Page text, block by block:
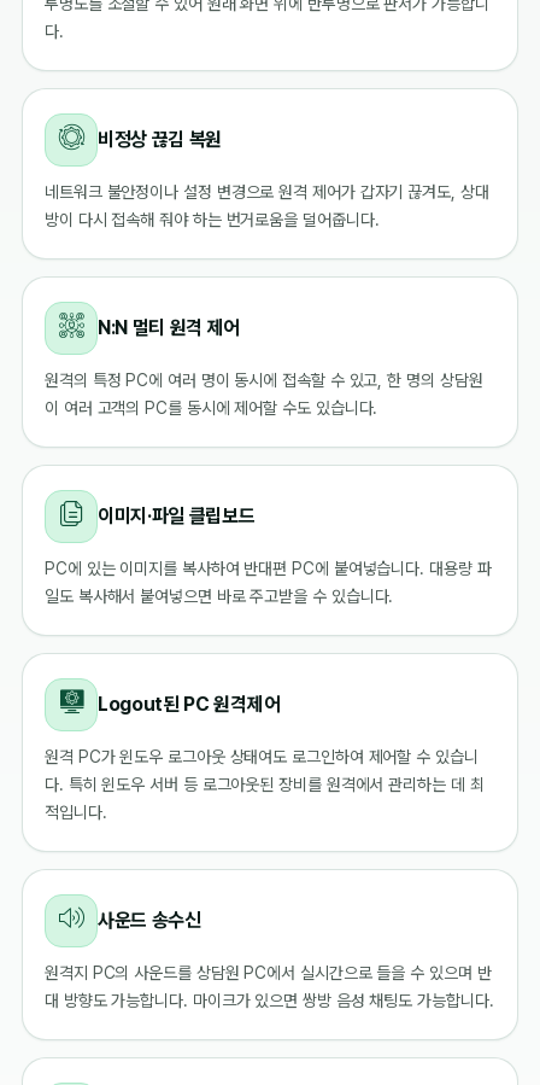
다.
비정상 끊김 복원
네트워크 불안정이나 설정 변경으로 원격 제어가 갑자기 끊겨도, 상대
방이 다시 접속해 줘야 하는 번거로움을 덜어줍니다.
N:N 멀티 원격 제어
원격의 특정 PC에 여러 명이 동시에 접속할 수 있고, 한 명의 상담원
이 여러 고객의 PC를 동시에 제어할 수도 있습니다.
이미지·파일 클립보드
PC에 있는 이미지를 복사하여 반대편 PC에 붙여넣습니다. 대용량 파
일도 복사해서 붙여넣으면 바로 주고받을 수 있습니다.
Logout된 PC 원격제어
원격 PC가 윈도우 로그아웃 상태여도 로그인하여 제어할 수 있습니
다. 특히 윈도우 서버 등 로그아웃된 장비를 원격에서 관리하는 데 최
적입니다.
사운드 송수신
원격지 PC의 사운드를 상담원 PC에서 실시간으로 들을 수 있으며 반
대 방향도 가능합니다. 마이크가 있으면 쌍방 음성 채팅도 가능합니다.